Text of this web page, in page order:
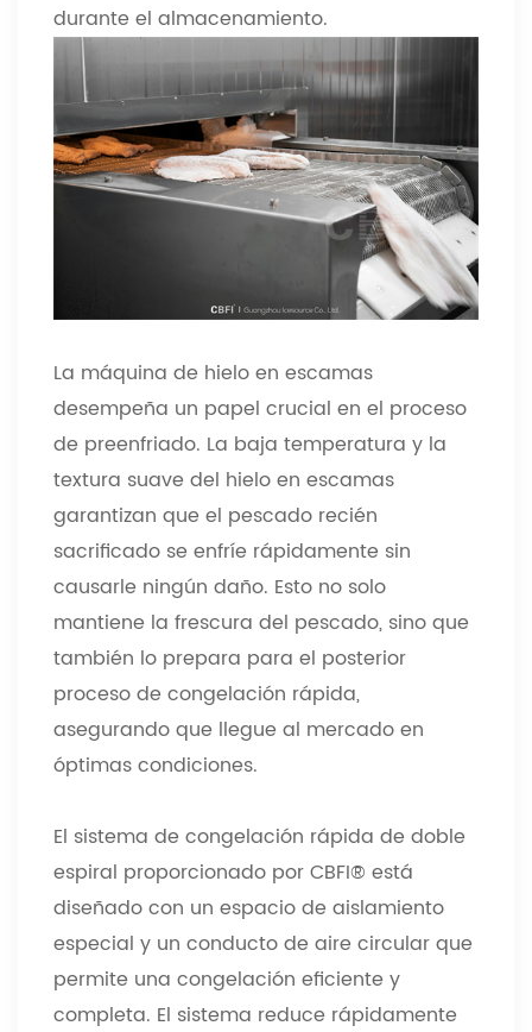
durante el almacenamiento.
La máquina de hielo en escamas
desempeña un papel crucial en el proceso
de preenfriado. La baja temperatura y la
textura suave del hielo en escamas
garantizan que el pescado recién
sacrificado se enfríe rápidamente sin
causarle ningún daño. Esto no solo
mantiene la frescura del pescado, sino que
también lo prepara para el posterior
proceso de congelación rápida,
asegurando que llegue al mercado en
óptimas condiciones.
El sistema de congelación rápida de doble
espiral proporcionado por CBFI® está
diseñado con un espacio de aislamiento
especial y un conducto de aire circular que
permite una congelación eficiente y
completa. El sistema reduce rápidamente